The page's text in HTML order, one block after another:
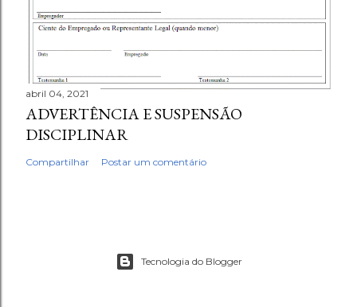
abril 04, 2021
ADVERTÊNCIA E SUSPENSÃO
DISCIPLINAR
Compartilhar Postar um comentário
Tecnologia do Blogger